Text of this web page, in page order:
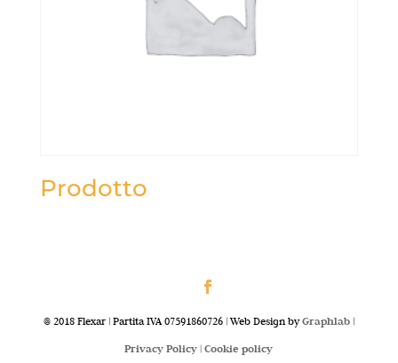
Prodotto
@ 2018 Flexar | Partita IVA 07591860726 | Web Design byGraphlab|
Privacy Policy |Cookie policy